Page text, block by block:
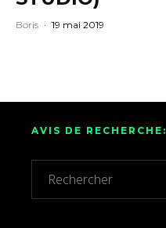
Boris · 19 mai 2019
AVIS DE RECHERCHE: